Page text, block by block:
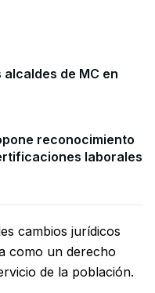
de MC en
reconocimiento
laborales
cambios jurídicos
como un derecho
de la población.